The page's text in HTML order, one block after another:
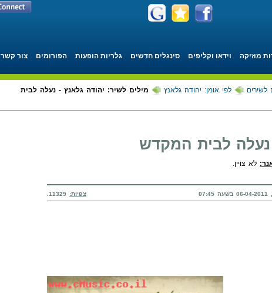
מוזיקה וידאו וקליפים סינגלים חדשים גלריות הופעות הפורומים צור קשר
לשירים לפי אומן: יהודה גלאנץ
מילים לשיר: יהודה גלאנץ - נעלה לבית
נעלה לבית המקדש
לא צויין.
צפיות: